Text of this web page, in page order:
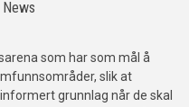
som har som mål å
slik at
grunnlag når de skal